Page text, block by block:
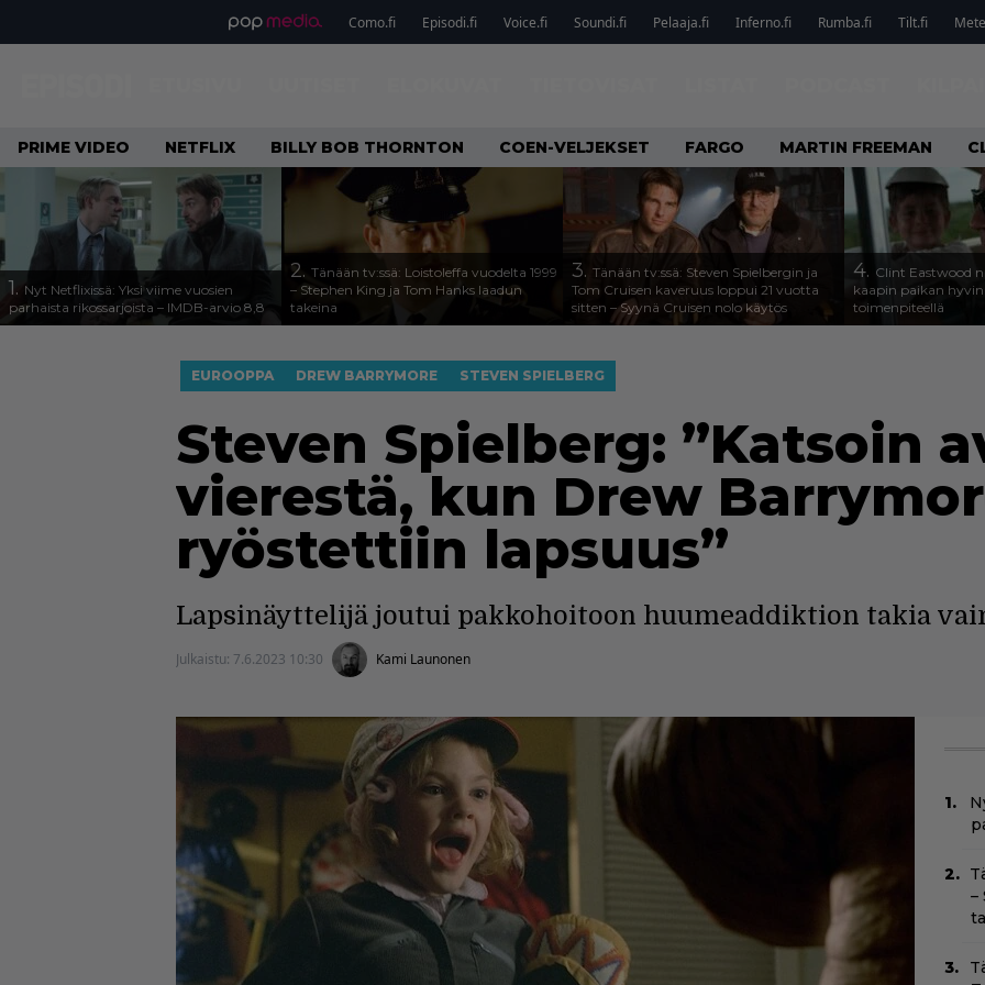
Como.fi Episodi.fi Voice.fi Soundi.fi Pelaaja.fi Inferno.fi Rumba.fi Tilt.fi
PRIME VIDEO NETFLIX BILLY BOB THORNTON COEN-VELJEKSET FARGO MARTIN FREEMAN
1. Nyt Netflixissä: Yksi viime vuosien
parhaista rikossarjoista – IMDB-arvio 8,8
2. Tänään tv:ssä: Loistoleffa vuodelta 1999
– Stephen King ja Tom Hanks laadun
takeina
3. Tänään tv:ssä: Steven Spielbergin ja
Tom Cruisen kaveruus loppui 21 vuotta
sitten – Syynä Cruisen nolo käytös
4. Clint Eastwood
kaapin paikan
toimenpiteellä
EUROOPPA DREW BARRYMORE STEVEN SPIELBERG
Steven Spielberg: ”Katsoin
vierestä, kun Drew
ryöstettiin lapsuus”
Lapsinäyttelijä joutui pakkohoitoon huumeaddiktion takia
Julkaistu: 7.6.2023 10:30 Kami Launonen
–